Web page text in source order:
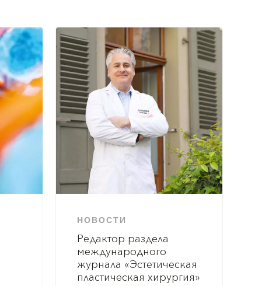
НОВОСТИ
Редактор раздела
международного
журнала «Эстетическая
пластическая хирургия»